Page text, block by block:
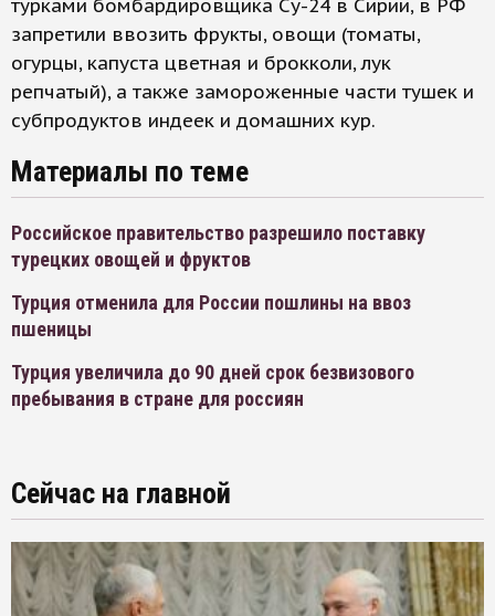
турками бомбардировщика Су-24 в Сирии, в РФ
запретили ввозить фрукты, овощи (томаты,
огурцы, капуста цветная и брокколи, лук
репчатый), а также замороженные части тушек и
субпродуктов индеек и домашних кур.
Материалы по теме
Российское правительство разрешило поставку
турецких овощей и фруктов
Турция отменила для России пошлины на ввоз
пшеницы
Турция увеличила до 90 дней срок безвизового
пребывания в стране для россиян
Сейчас на главной